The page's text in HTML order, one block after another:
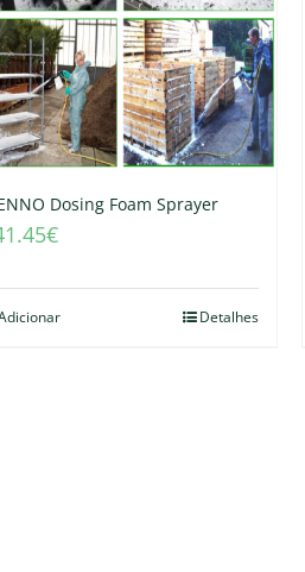
Dosing Foam Sprayer
€
Detalhes